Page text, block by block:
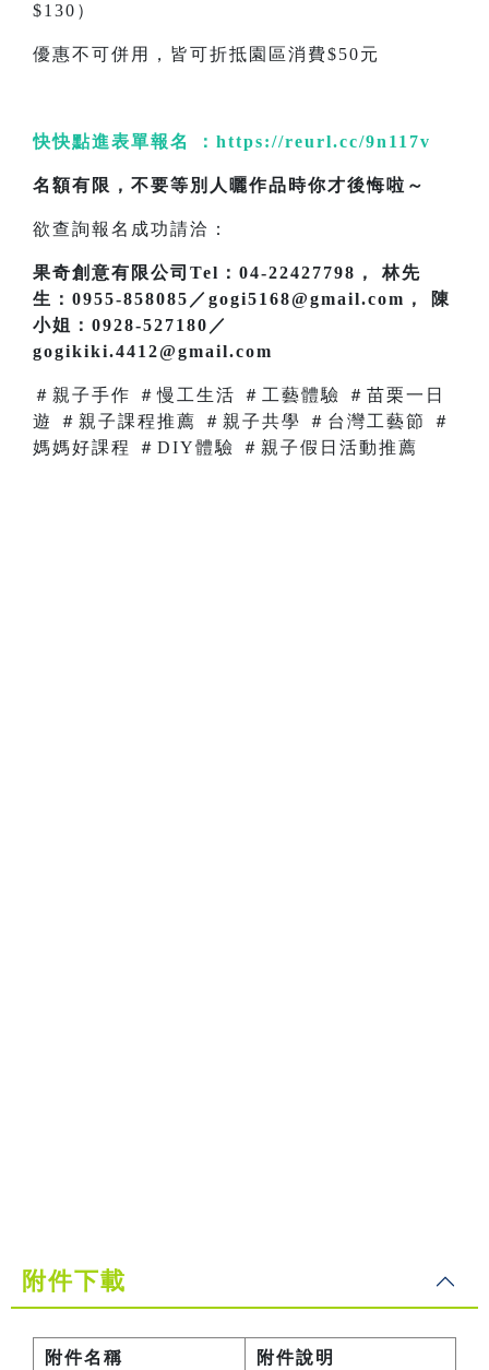
$130）
優惠不可併用，皆可折抵園區消費$50元
快快點進表單報名 ： https://reurl.cc/9n117v
名額有限，不要等別人曬作品時你才後悔啦～
欲查詢報名成功請洽：
果奇創意有限公司Tel：04-22427798， 林先
生：0955-858085／gogi5168@gmail.com， 陳
小姐：0928-527180／
gogikiki.4412@gmail.com
＃親子手作 ＃慢工生活 ＃工藝體驗 ＃苗栗一日
遊 ＃親子課程推薦 ＃親子共學 ＃台灣工藝節 ＃
媽媽好課程 ＃DIY體驗 ＃親子假日活動推薦
附件下載
附件名稱 附件說明